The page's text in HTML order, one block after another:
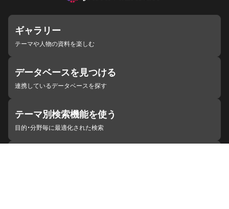
ギャラリー
テーマや人物の資料を楽しむ
データベースを見つける
連携しているデータベースを探す
テーマ別検索機能を使う
目的・分野毎に最適化された検索